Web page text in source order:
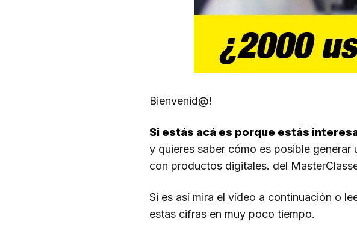
Bienvenid@!
Si estás acá es porque estás
y quieres saber cómo es posible
con productos digitales. del
Si es así mira el vídeo a continuación o
estas cifras en muy poco tiempo.